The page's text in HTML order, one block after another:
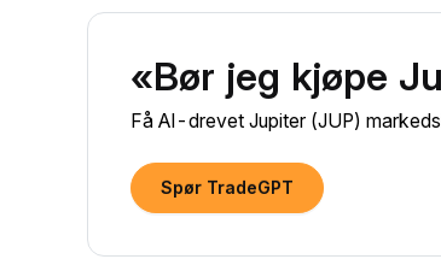
«Bør jeg kjøpe
Få AI-drevet Jupiter (JUP)
Spør TradeGPT